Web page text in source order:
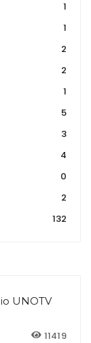
1
1
2
2
1
5
3
4
0
2
132
UNOTV
11419